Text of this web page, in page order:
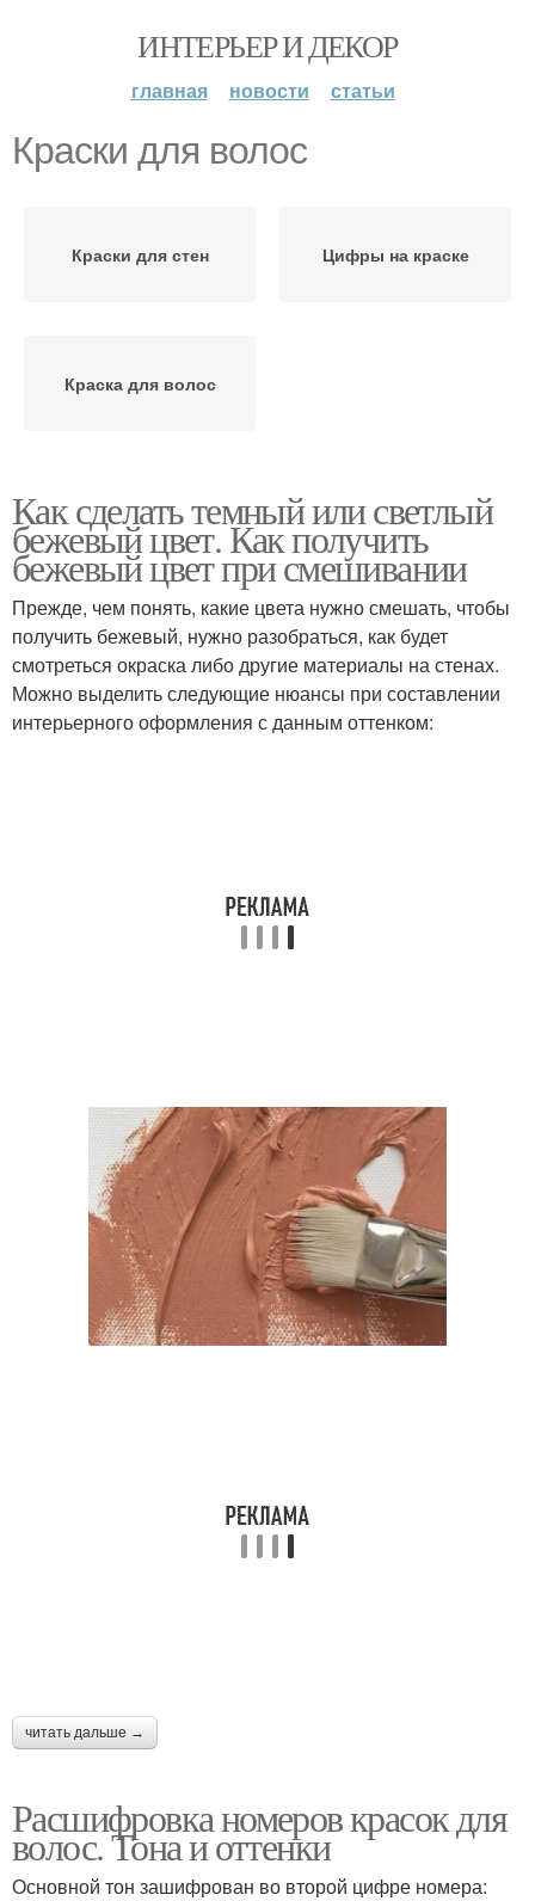
ИНТЕРЬЕР И ДЕКОР
главная новости статьи
Краски для волос
Краски для стен Цифры на краске
Краска для волос
Как сделать темный или светлый
бежевый цвет. Как получить
бежевый цвет при смешивании
Прежде, чем понять, какие цвета нужно смешать, чтобы
получить бежевый, нужно разобраться, как будет
смотреться окраска либо другие материалы на стенах.
Можно выделить следующие нюансы при составлении
интерьерного оформления с данным оттенком:
читать дальше →
Расшифровка номеров красок для
волос. Тона и оттенки
Основной тон зашифрован во второй цифре номера: